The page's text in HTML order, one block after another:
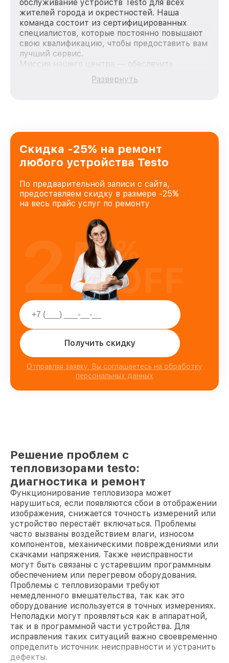
обслуживание устройств Testo для всех
жителей города и окрестностей. Наша
команда состоит из сертифицированных
специалистов, которые постоянно повышают
свою квалификацию, чтобы предоставить вам
лучший сервис.
Миссия нашего центра — обеспечить
качественный и доступный ремонт для
каждого пользователя продукции Testo, вне
Ростове-на-Дону, постоянно повышая уровень
доверия и лояльности наших клиентов.
Развернуть
Скидка -25% на ремонт
любого устройства Testo
По предварительной записи с сайта,
предоставляем скидку в размере -25%
на весь прайс услуг по ремонту
Получить скидку
Отправляя заявку, Вы соглашаетесь на обработку
персональных данных
25%
OFF
Решение проблем с
тепловизорами testo:
диагностика и ремонт
Функционирование тепловизора может
нарушиться, если появляются сбои в отображении
изображения, снижается точность измерений или
устройство перестаёт включаться. Проблемы
часто вызваны воздействием влаги, износом
компонентов, механическими повреждениями или
скачками напряжения. Также неисправности
могут быть связаны с устаревшим программным
обеспечением или перегревом оборудования.
Проблемы с тепловизорами требуют
немедленного вмешательства, так как это
оборудование используется в точных измерениях.
Неполадки могут проявляться как в аппаратной,
так и в программной части устройства. Для
исправления таких ситуаций важно своевременно
определить источник неисправности и устранить
дефекты.